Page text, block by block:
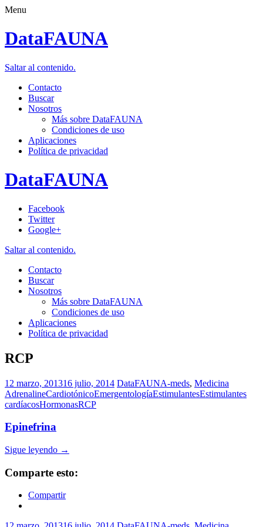
Menu
DataFAUNA
Saltar al contenido.
Contacto
Buscar
Nosotros
Más sobre DataFAUNA
Condiciones de uso
Aplicaciones
Política de privacidad
DataFAUNA
Facebook
Twitter
Google+
Saltar al contenido.
Contacto
Buscar
Nosotros
Más sobre DataFAUNA
Condiciones de uso
Aplicaciones
Política de privacidad
RCP
12 marzo, 201316 julio, 2014 DataFAUNA-meds, Medicina
AdrenalineCardiotónicoEmergentologíaEstimulantesEstimulantes
cardíacosHormonasRCP
Epinefrina
Sigue leyendo →
Comparte esto:
Compartir